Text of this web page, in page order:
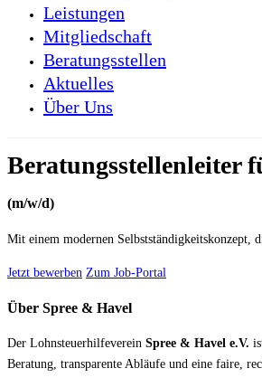
Leistungen
Mitgliedschaft
Beratungsstellen
Aktuelles
Über Uns
Beratungsstellenleiter
(m/w/d)
Mit einem modernen Selbstständigkeitskonzept,
Jetzt bewerben Zum Job-Portal
Über Spree & Havel
Der Lohnsteuerhilfeverein Spree & Havel e.V.
Beratung, transparente Abläufe und eine faire,